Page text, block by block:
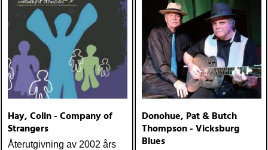
Hay, Colin - Company of
Strangers
Återutgivning av 2002 års
Donohue, Pat & Butch
Thompson - Vicksburg
Blues